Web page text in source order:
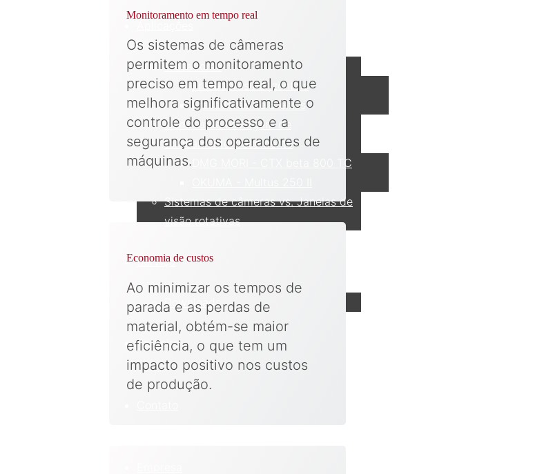
Fresadoras
Fresadoras horizontais
Fresadoras de 5 eixos
Centros de usinagem de
torneamento/fresamento
DMG MORI - CTX beta 800 TC
Sistemas de câmeras vs. Janelas de
visão rotativas
Serviço
Downloads
Parceiro
Monitoramento em tempo real
Os sistemas de câmeras
permitem o monitoramento
preciso em tempo real, o que
melhora significativamente o
controle do processo e a
segurança dos operadores de
máquinas.
Economia de custos
Ao minimizar os tempos de
parada e as perdas de
material, obtém-se maior
eficiência, o que tem um
impacto positivo nos custos
de produção.